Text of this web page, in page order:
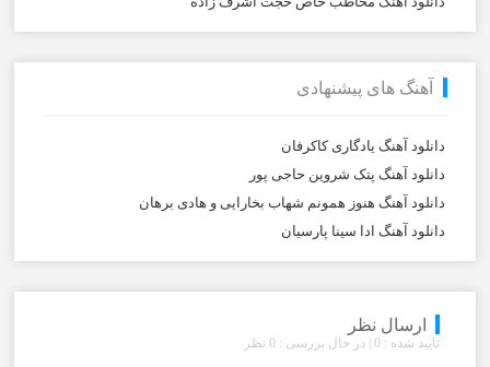
آهنگ های پیشنهادی
دانلود آهنگ یادگاری کاکرفان
دانلود آهنگ پتک شروین حاجی پور
دانلود آهنگ هنوز همونم شهاب بخارایی و هادی برهان
دانلود آهنگ ادا سینا پارسیان
ارسال نظر
تایید شده : 0 | در حال بررسی : 0 نظر